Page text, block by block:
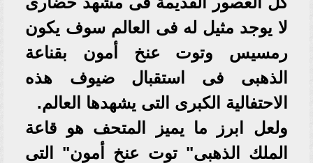
لا يوجد مثيل له فى العالم سوف يكون
رمسيس وتوت عنخ أمون بقناعة
الذهبى فى استقبال ضيوف هذه
الاحتفالية الكبرى التى يشهدها العالم.
ولعل ابرز ما يميز المتحف هو قاعة
الملك الذهبى" توت عنخ أمون" التى